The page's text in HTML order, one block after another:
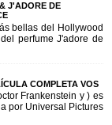
J'ADORE DE
bellas del Hollywood
perfume J'adore de
COMPLETA VOS
Frankenstein y ) es
por Universal Pictures